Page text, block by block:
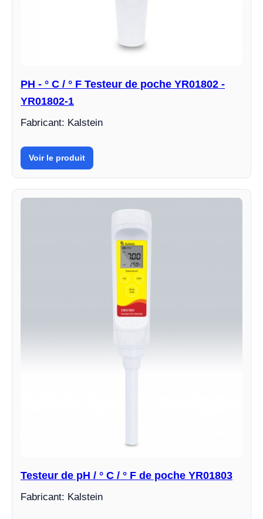
PH - ° C / ° F Testeur de poche YR01802 -
YR01802-1
Fabricant: Kalstein
Voir le produit
Testeur de pH / ° C / ° F de poche YR01803
Fabricant: Kalstein